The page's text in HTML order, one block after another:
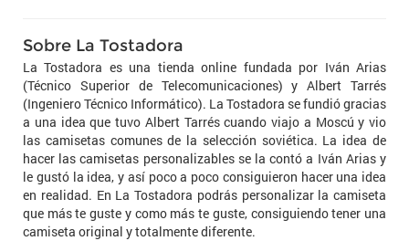
Sobre La Tostadora
La Tostadora es una tienda online fundada por Iván Arias
(Técnico Superior de Telecomunicaciones) y Albert Tarrés
(Ingeniero Técnico Informático). La Tostadora se fundió gracias
a una idea que tuvo Albert Tarrés cuando viajo a Moscú y vio
las camisetas comunes de la selección soviética. La idea de
hacer las camisetas personalizables se la contó a Iván Arias y
le gustó la idea, y así poco a poco consiguieron hacer una idea
en realidad. En La Tostadora podrás personalizar la camiseta
que más te guste y como más te guste, consiguiendo tener una
camiseta original y totalmente diferente.